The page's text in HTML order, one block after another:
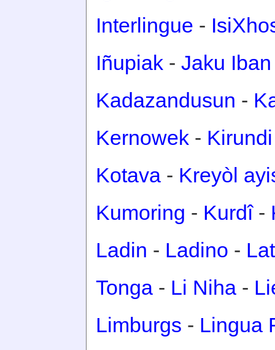
Interlingue -
Iñupiak - Jaku Iban
Kadazandusun -
Kernowek - Kirundi
Kotava - Kreyòl
Kumoring - Kurdî-
Ladin - Ladino -
Tonga - Li Niha -
Limburgs - Lingua